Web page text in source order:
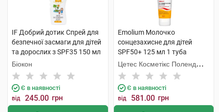
IF Добрий дотик Спрей для
безпечної засмаги для дітей
та дорослих з SPF35 150 мл
1 флакон
Біокон
Є в наявності
від 245.00 грн
Emolium Молочко
сонцезахисне для дітей
SPF50+ 125 мл 1 туба
Цетес Косметікс Поленд
Сп.з о.о.
Є в наявності
від 581.00 грн